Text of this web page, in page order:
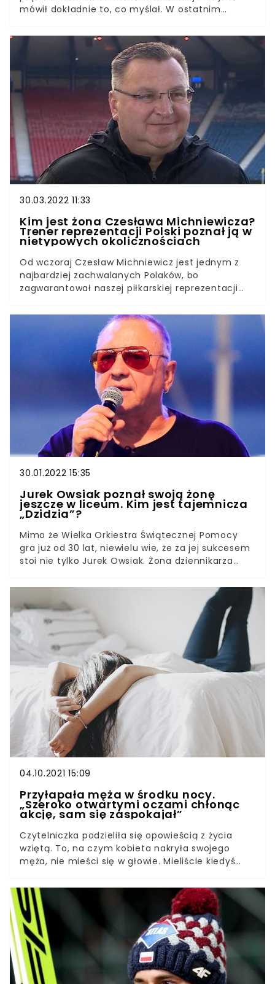
mówił dokładnie to, co myślał. W ostatnim
zdradził, co robili na swojej trzeciej randce.
Wspomniana rozmowa odbyła się dla czasopisma
„Party” i została połączona z rodzinną sesją, w
której brał udział również synek małżeństwa,
Falco Amadeus.
30.03.2022 11:33
Kim jest żona Czesława Michniewicza?
Trener reprezentacji Polski poznał ją w
nietypowych okolicznościach
Od wczoraj Czesław Michniewicz jest jednym z
najbardziej zachwalanych Polaków, bo
zagwarantował naszej piłkarskiej reprezentacji
żona? O małżonce selekcjonera polskiej kadry
niewiele wiadomo. Wiemy natomiast, że poznali
się w dosyć ciekawych okolicznościach.
30.01.2022 15:35
Jurek Owsiak poznał swoją żonę
jeszcze w liceum. Kim jest tajemnicza
„Dzidzia”?
Mimo że Wielka Orkiestra Świątecznej Pomocy
gra już od 30 lat, niewielu wie, że za jej sukcesem
stoi nie tylko Jurek Owsiak. Żona dziennikarza
Lidia Niedźwiedzka-Owsiak strzeże swojej
prywatności, Jurek zdecydował się ujawnić kilka
faktów na jej temat.
04.10.2021 15:09
Przyłapała męża w środku nocy.
„Szeroko otwartymi oczami chłonąc
akcję, sam się zaspokajał”
Czytelniczka podzieliła się opowieścią z życia
wziętą. To, na czym kobieta nakryła swojego
męża, nie mieści się w głowie. Mieliście kiedyś
Polki.pl podzieliła się historią ze swojego życia. I
choć opisała wydarzenia w zabawny sposób, w
trakcie na pewno nie było jej do śmiechu. Jej mąż
też nie był najszczęśliwszy na świecie.